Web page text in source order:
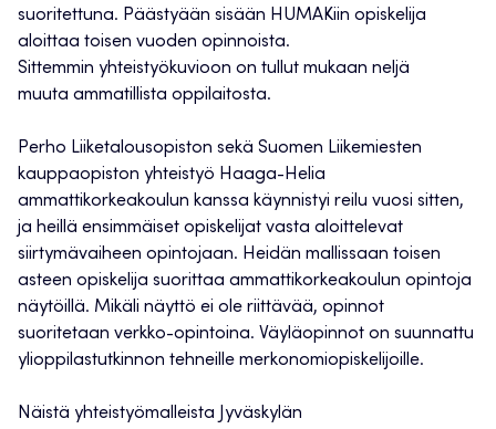
suoritettuna. Päästyään sisään HUMAKiin opiskelija
aloittaa toisen vuoden opinnoista.
Sittemmin yhteistyökuvioon on tullut mukaan neljä
muuta ammatillista oppilaitosta.
Perho Liiketalousopiston sekä Suomen Liikemiesten
kauppaopiston yhteistyö Haaga-Helia
ammattikorkeakoulun kanssa käynnistyi reilu vuosi sitten,
ja heillä ensimmäiset opiskelijat vasta aloittelevat
siirtymävaiheen opintojaan. Heidän mallissaan toisen
asteen opiskelija suorittaa ammattikorkeakoulun opintoja
näytöillä. Mikäli näyttö ei ole riittävää, opinnot
suoritetaan verkko-opintoina. Väyläopinnot on suunnattu
ylioppilastutkinnon tehneille merkonomiopiskelijoille.
Näistä yhteistyömalleista Jyväskylän